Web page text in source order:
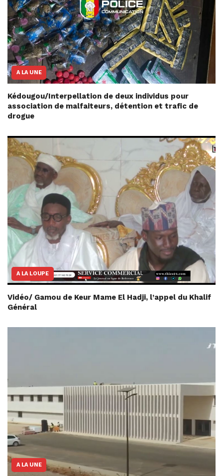
A LA UNE
Kédougou/Interpellation de deux individus pour
association de malfaiteurs, détention et trafic de
drogue
A LA LOUPE
Vidéo/ Gamou de Keur Mame El Hadji, l’appel du Khalif
Général
A LA UNE